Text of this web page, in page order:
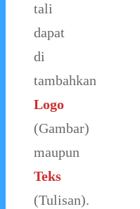
tali
dapat
di
tambahkan
Logo
(Gambar)
maupun
Teks
(Tulisan).